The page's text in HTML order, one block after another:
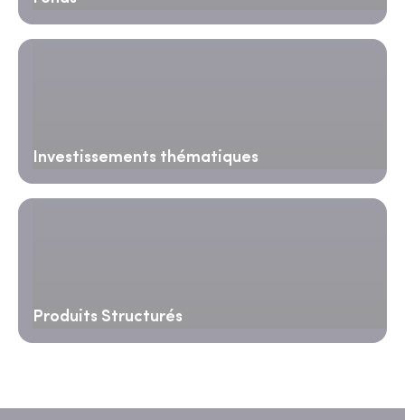
Investissements thématiques
Produits Structurés